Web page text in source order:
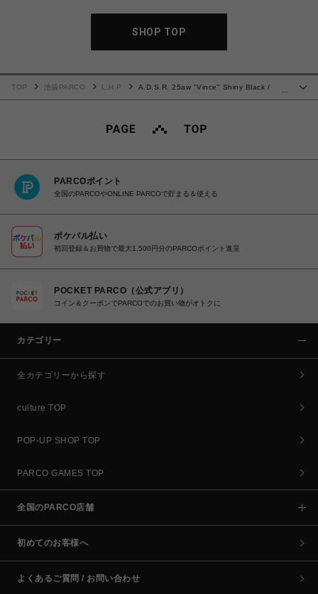
SHOP TOP
…
TOP 池袋PARCO L.H.P
A.D.S.R. 25aw "Vince" Shiny Black /
PARCOポイント
全国のPARCOやONLINE PARCOで貯まる＆使える
ポケパル払い
初回登録＆お買物で最大1,500円分のPARCOポイント進呈
POCKET PARCO（公式アプリ）
コイン＆クーポンでPARCOでのお買い物がオトクに
カテゴリー
全カテゴリーから探す
culture TOP
POP-UP SHOP TOP
PARCO GAMES TOP
全国のPARCO店舗
初めてのお客様へ
よくあるご質問 / お問い合わせ